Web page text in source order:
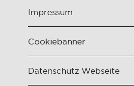
Impressum
Cookiebanner
Datenschutz Webseite